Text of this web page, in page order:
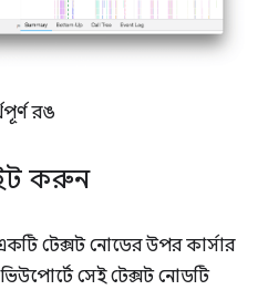
রঙ
করুন
টেক্সট নোডের উপর কার্সার
সেই টেক্সট নোডটি